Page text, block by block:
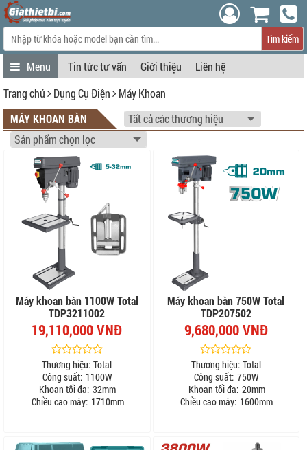
Tìm kiếm
Tin tức tư vấn Giới thiệu
Liên hệ
Trang chủ
Dụng Cụ Điện
Máy Khoan
MÁY KHOAN BÀN
Máy khoan bàn 1100W Total
TDP3211002
19,110,000 VNĐ
Thương hiệu: Total
Công suất: 1100W
Khoan tối đa: 32mm
Chiều cao máy: 1710mm
Máy khoan bàn 750W Total
TDP207502
9,680,000 VNĐ
Thương hiệu: Total
Công suất: 750W
Khoan tối đa: 20mm
Chiều cao máy: 1600mm